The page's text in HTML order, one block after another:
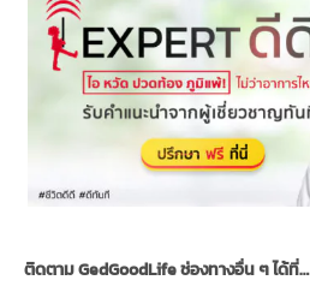
ติดตาม GedGoodLife ช่องทางอื่น ๆ ได้ที่…